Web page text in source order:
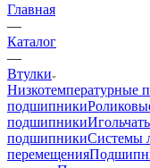
Главная
—
Каталог
—
Втулки
Низкотемпературные
подшипники
подшипники
подшипникиСистемы
перемещения